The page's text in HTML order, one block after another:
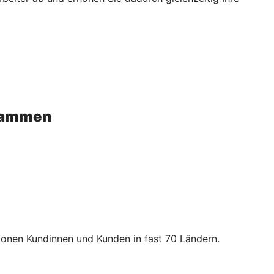
Kundinnen und Kunden in fast 70 Ländern.